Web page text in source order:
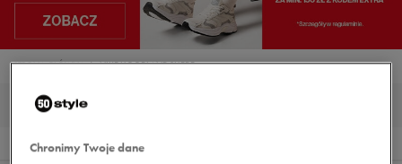
STRONA GŁÓWNA NIKE HOODLAND SUEDE
0
Wyników
Chronimy Twoje dane